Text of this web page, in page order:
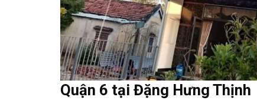
Quận 6 tại Đặng Hưng Thịnh